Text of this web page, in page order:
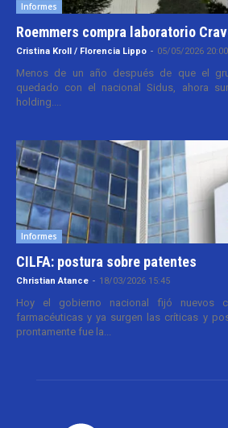
Informes
Roemmers compra laboratorio
Cristina Kroll / Florencia Lippo - 05/05/2026 20:00
Menos de un año después de que el
quedado con el nacional Sidus, ahora
holding....
Informes
CILFA: postura sobre patentes
Christian Atance - 18/03/2026 15:45
Hoy el gobierno nacional fijó nuevos
farmacéuticas y ya surgen las críticas y
prontamente fue la...